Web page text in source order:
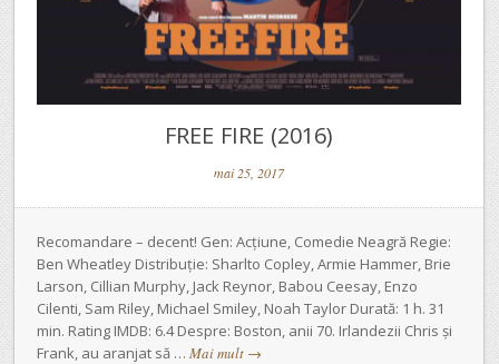
FREE FIRE (2016)
mai 25, 2017
Recomandare – decent! Gen: Acțiune, Comedie Neagră Regie:
Ben Wheatley Distribuție: Sharlto Copley, Armie Hammer, Brie
Larson, Cillian Murphy, Jack Reynor, Babou Ceesay, Enzo
Cilenti, Sam Riley, Michael Smiley, Noah Taylor Durată: 1 h. 31
min. Rating IMDB: 6.4 Despre: Boston, anii 70. Irlandezii Chris și
Frank, au aranjat să … Mai mult →